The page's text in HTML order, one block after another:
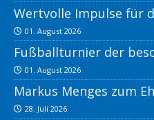
Wertvolle Impulse für
01. August 2026
Fußballturnier der
01. August 2026
Markus Menges zum
28. Juli 2026